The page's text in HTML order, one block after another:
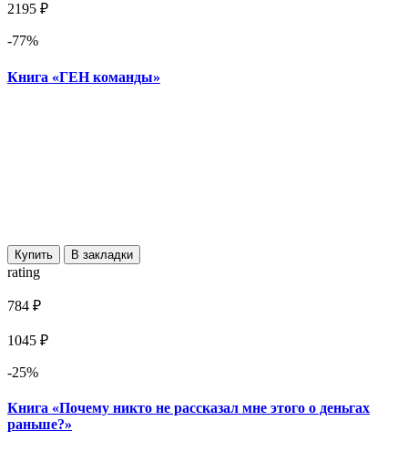
2195 ₽
-77%
Книга «ГЕН команды»
Купить В закладки
rating
784 ₽
1045 ₽
-25%
Книга «Почему никто не рассказал мне этого о деньгах
раньше?»